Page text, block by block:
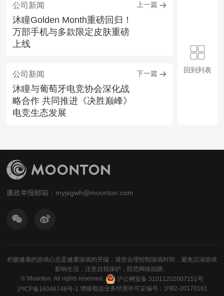
公司新闻 上一篇
沐瞳Golden Month重磅回归！
万部手机与多款限定皮肤重磅
上线
公司新闻 下一篇
沐瞳与葡萄牙电竞协会深化战
略合作 共同推进《决胜巅峰》
电竞生态发展
回到列表
廉政举报邮箱：myjsgwh@moonton.com
积极健康的游戏心态是健康游戏的开端，请您合理控制游戏时间，避免沉溺游戏
影响生活，注意自我保护，防范网络陷阱。
© Moonton. All rights reserved.
沪公网安备 31011202007151号
沪ICP备16046748号-1 增值电信业务经营许可证编号：沪B2-20170181